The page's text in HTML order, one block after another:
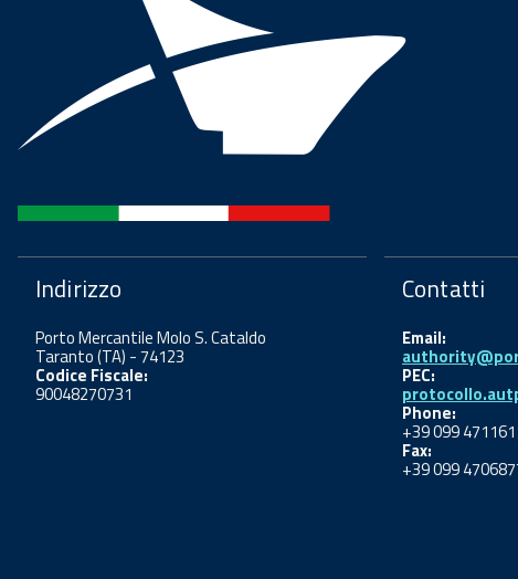
Indirizzo
Porto Mercantile Molo S. Cataldo
Taranto (TA) - 74123
Codice Fiscale:
90048270731
Contatti
Email:
PEC:
Phone:
+39 099
Fax:
+39 099